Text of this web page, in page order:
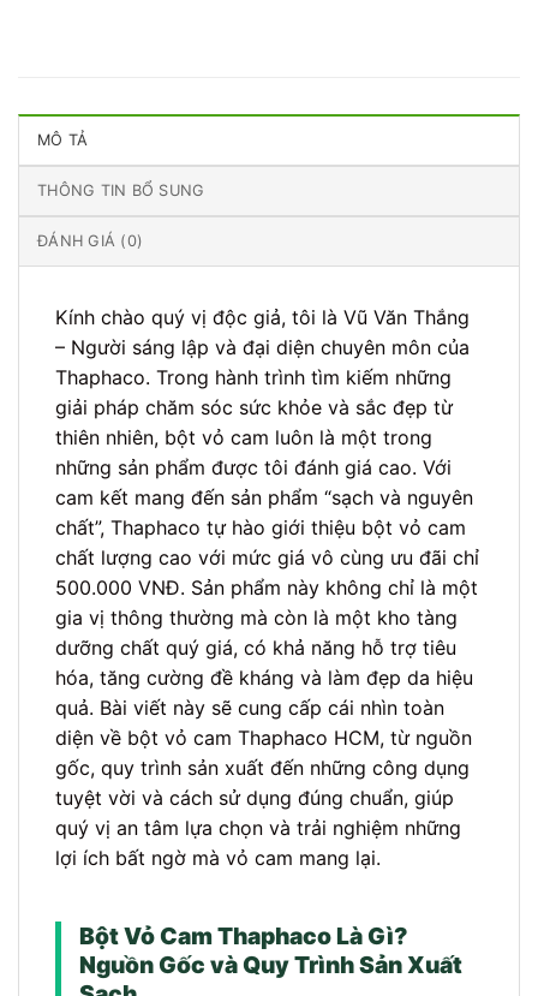
MÔ TẢ
THÔNG TIN BỔ SUNG
ĐÁNH GIÁ (0)
Kính chào quý vị độc giả, tôi là Vũ Văn Thắng
– Người sáng lập và đại diện chuyên môn của
Thaphaco. Trong hành trình tìm kiếm những
giải pháp chăm sóc sức khỏe và sắc đẹp từ
thiên nhiên, bột vỏ cam luôn là một trong
những sản phẩm được tôi đánh giá cao. Với
cam kết mang đến sản phẩm “sạch và nguyên
chất”, Thaphaco tự hào giới thiệu bột vỏ cam
chất lượng cao với mức giá vô cùng ưu đãi chỉ
500.000 VNĐ. Sản phẩm này không chỉ là một
gia vị thông thường mà còn là một kho tàng
dưỡng chất quý giá, có khả năng hỗ trợ tiêu
hóa, tăng cường đề kháng và làm đẹp da hiệu
quả. Bài viết này sẽ cung cấp cái nhìn toàn
diện về bột vỏ cam Thaphaco HCM, từ nguồn
gốc, quy trình sản xuất đến những công dụng
tuyệt vời và cách sử dụng đúng chuẩn, giúp
quý vị an tâm lựa chọn và trải nghiệm những
lợi ích bất ngờ mà vỏ cam mang lại.
Bột Vỏ Cam Thaphaco Là Gì?
Nguồn Gốc và Quy Trình Sản Xuất